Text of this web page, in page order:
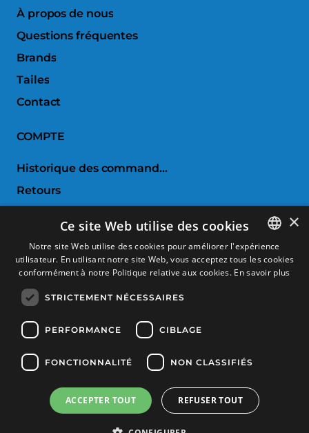
À propos de nous
Questions fréquentes
Brands
Tailes
Contact
COMPTE
Historique des commandes
Retours
Comparer les produits
SERVICE CLIENTS
Conditions d'achat
Retours et échanges
Méthodes de payement
SPANISH
×
Ce site Web utilise des cookies
Notre site Web utilise des cookies pour améliorer l'expérience
utilisateur. En utilisant notre site Web, vous acceptez tous les cookies
conformément à notre Politique relative aux cookies. En savoir plus
STRICTEMENT NÉCESSAIRES
PERFORMANCE CIBLAGE
FONCTIONNALITÉ NON CLASSIFIÉS
ACCEPTER TOUT REFUSER TOUT